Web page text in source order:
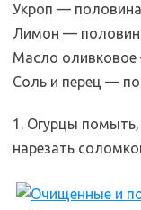
Укроп —
Лимон —
Масло
Соль и перец — по
1. Огурцы
нарезать